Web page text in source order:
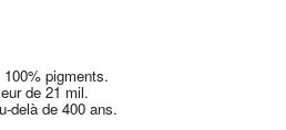
pigments.
de 21 mil.
delà de 400 ans.